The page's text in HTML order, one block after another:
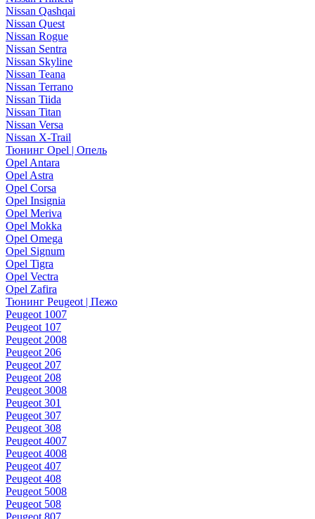
Nissan Qashqai
Nissan Quest
Nissan Rogue
Nissan Sentra
Nissan Skyline
Nissan Teana
Nissan Terrano
Nissan Tiida
Nissan Titan
Nissan Versa
Nissan X-Trail
Тюнинг Opel | Опель
Opel Antara
Opel Astra
Opel Corsa
Opel Insignia
Opel Meriva
Opel Mokka
Opel Omega
Opel Signum
Opel Tigra
Opel Vectra
Opel Zafira
Тюнинг Peugeot | Пежо
Peugeot 1007
Peugeot 107
Peugeot 2008
Peugeot 206
Peugeot 207
Peugeot 208
Peugeot 3008
Peugeot 301
Peugeot 307
Peugeot 308
Peugeot 4007
Peugeot 4008
Peugeot 407
Peugeot 408
Peugeot 5008
Peugeot 508
Peugeot 807